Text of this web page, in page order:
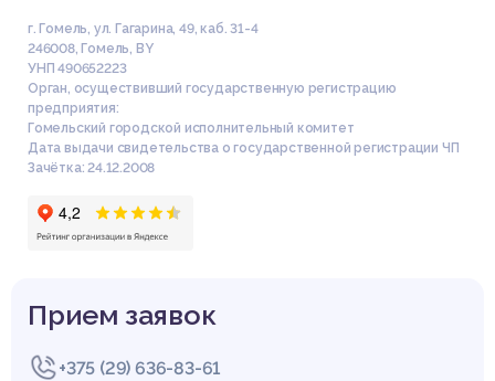
г. Гомель, ул. Гагарина, 49, каб. 31-4
246008, Гомель, BY
УНП 490652223
Орган, осуществивший государственную регистрацию
предприятия:
Гомельский городской исполнительный комитет
Дата выдачи свидетельства о государственной регистрации ЧП
Зачётка: 24.12.2008
Прием заявок
+375 (29) 636-83-61